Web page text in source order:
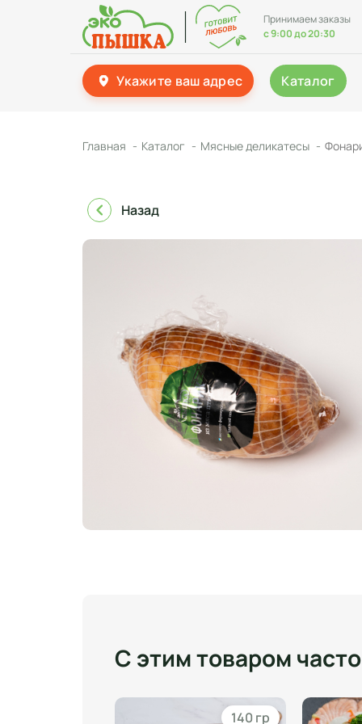
Принимаем заказы
с 9:00 до 20:30
Укажите ваш адрес Каталог
Главная Каталог Мясные деликатесы
Назад
С этим товаром
140 гр